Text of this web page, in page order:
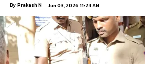
By Prakash N Jun 03, 2026 11:24 AM